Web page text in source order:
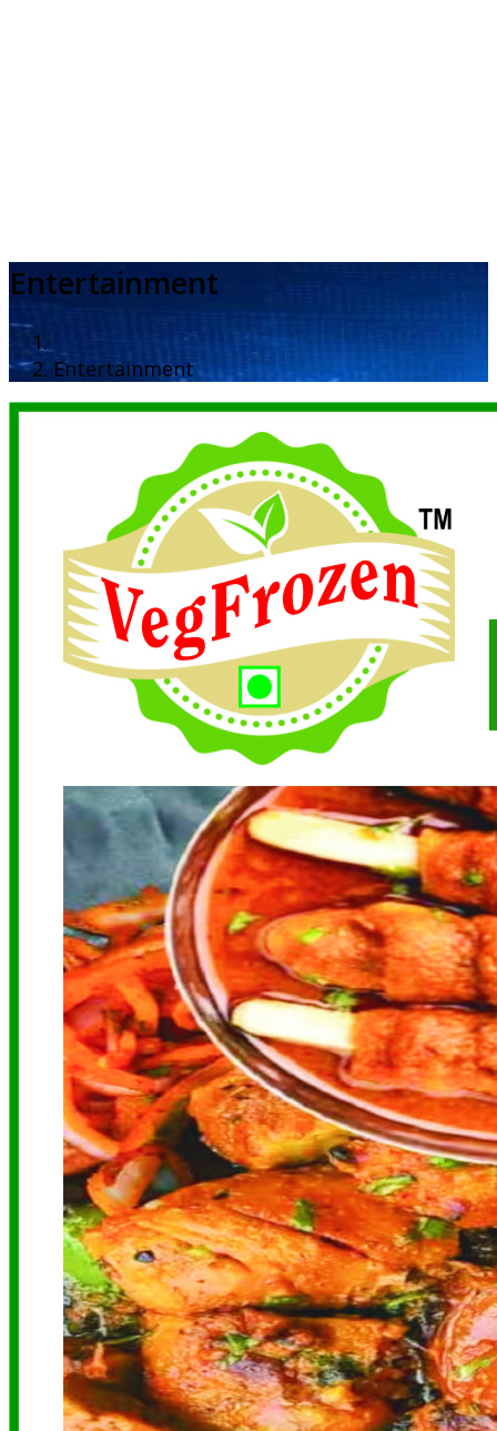
Entertainment
Entertainment